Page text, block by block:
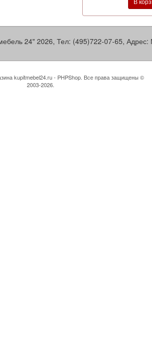
24" 2026, Тел: (495)722-07-65, Адрес:
kupitmebel24.ru - PHPShop. Все права защищены ©
2003-2026.